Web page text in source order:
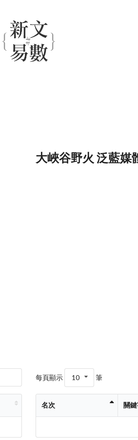
大峽谷野火 泛藍媒
每頁顯示 10 筆
名次 關